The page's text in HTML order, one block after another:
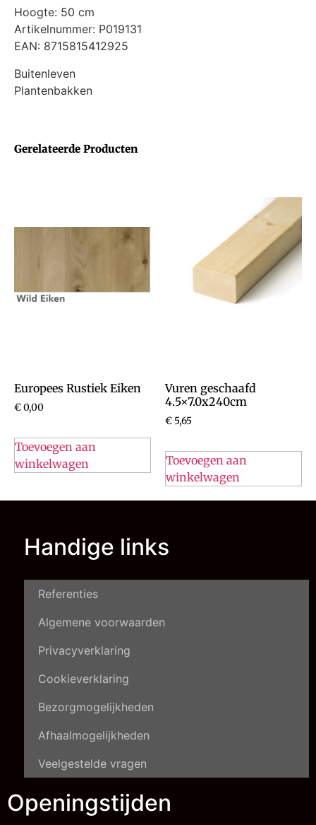
Gerelateerde Producten
Europees Rustiek Eiken
€0,00
Toevoegen aan
winkelwagen
Vuren geschaafd
4.5×7.0x240cm
€ 5,65
Toevoegen aan
winkelwagen
Hoogte: 50 cm
Artikelnummer: P019131
EAN: 8715815412925
Buitenleven
Plantenbakken
Handige links
Referenties
Algemene voorwaarden
Privacyverklaring
Cookieverklaring
Bezorgmogelijkheden
Afhaalmogelijkheden
Veelgestelde vragen
Openingstijden